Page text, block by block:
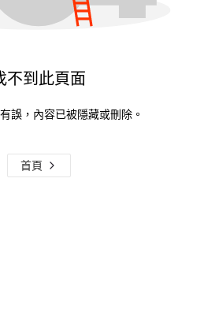
不到此頁面
誤，內容已被隱藏或刪除。
首頁